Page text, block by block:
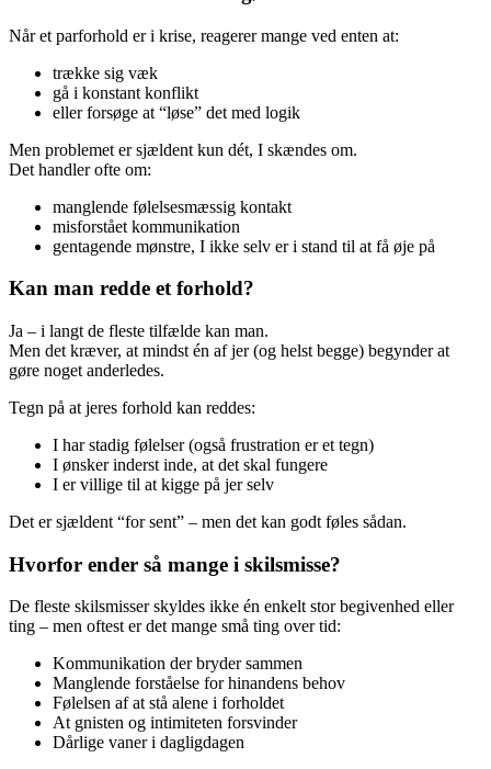
Når et parforhold er i krise, reagerer mange ved enten at:
trække sig væk
gå i konstant konflikt
eller forsøge at “løse” det med logik
Men problemet er sjældent kun dét, I skændes om.
Det handler ofte om:
manglende følelsesmæssig kontakt
misforstået kommunikation
gentagende mønstre, I ikke selv er i stand til at få øje på
Kan man redde et forhold?
Ja – i langt de fleste tilfælde kan man.
Men det kræver, at mindst én af jer (og helst begge) begynder at
gøre noget anderledes.
Tegn på at jeres forhold kan reddes:
I har stadig følelser (også frustration er et tegn)
I ønsker inderst inde, at det skal fungere
I er villige til at kigge på jer selv
Det er sjældent “for sent” – men det kan godt føles sådan.
Hvorfor ender så mange i skilsmisse?
De fleste skilsmisser skyldes ikke én enkelt stor begivenhed eller
ting – men oftest er det mange små ting over tid:
Kommunikation der bryder sammen
Manglende forståelse for hinandens behov
Følelsen af at stå alene i forholdet
At gnisten og intimiteten forsvinder
Dårlige vaner i dagligdagen